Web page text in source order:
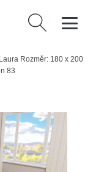
Vyhledávání
Rozměr: 180 x 200
83